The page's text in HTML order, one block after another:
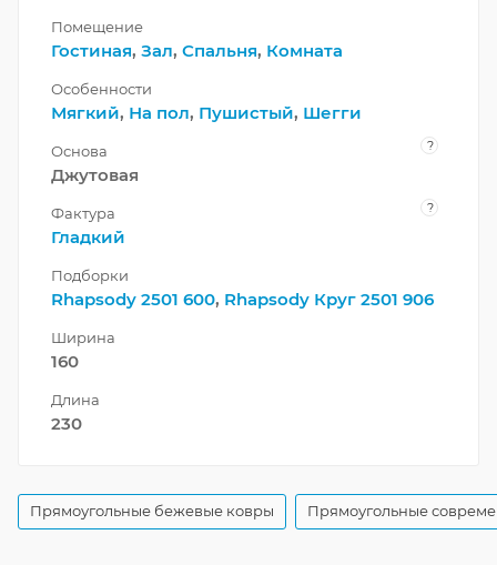
Помещение
Гостиная, Зал, Спальня, Комната
Особенности
Мягкий, На пол, Пушистый, Шегги
Основа ?
Джутовая
Фактура ?
Гладкий
Подборки
Rhapsody 2501 600, Rhapsody Круг 2501 906
Ширина
160
Длина
230
Прямоугольные бежевые ковры Прямоугольные